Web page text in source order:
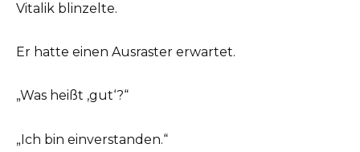
Vitalik blinzelte.
Er hatte einen Ausraster erwartet.
„Was heißt ‚gut‘?“
„Ich bin einverstanden.“